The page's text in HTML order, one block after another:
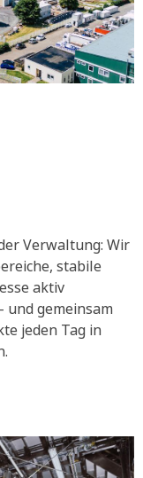
Verwaltung: Wir
stabile
aktiv
und gemeinsam
jeden Tag in